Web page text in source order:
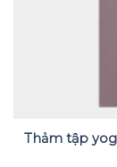
Thảm tập